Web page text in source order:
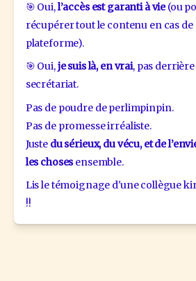
🎯 Oui, l’accès est garanti à vie (ou
récupérer tout le contenu en cas
plateforme).
🎯 Oui, je suis là, en vrai, pas
secrétariat.
Pas de poudre de perlimpinpin.
Pas de promesse irréaliste.
Juste du sérieux, du vécu, et de
les choses ensemble.
Lis le témoignage d'une collègue
!!